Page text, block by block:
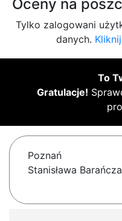
Oceny na
Tylko zalogowani
danych.
To
Gratulacje!
Poznań
Stanisława